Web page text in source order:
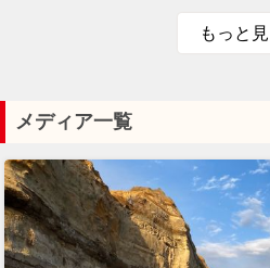
もっと
メディア一覧